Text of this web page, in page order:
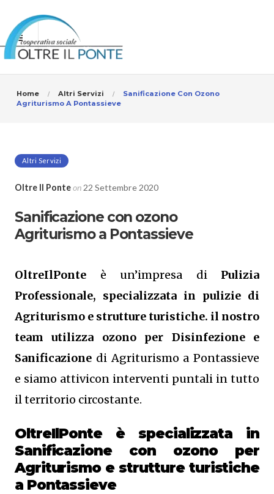
Home Altri Servizi
Sanificazione Con Ozono
Agriturismo A Pontassieve
Altri Servizi
Oltre Il Ponteon22 Settembre 2020
Sanificazione con ozono
Agriturismo a Pontassieve
OltreIlPonte è un’impresa di Pulizia
Professionale, specializzata in pulizie di
Agriturismo e strutture turistiche. il nostro
team utilizza ozono per Disinfezione e
Sanificazione di Agriturismo a Pontassieve
e siamo attivicon interventi puntali in tutto
il territorio circostante.
OltreIlPonte è specializzata in
Sanificazione con ozono per
Agriturismo e strutture turistiche
a Pontassieve